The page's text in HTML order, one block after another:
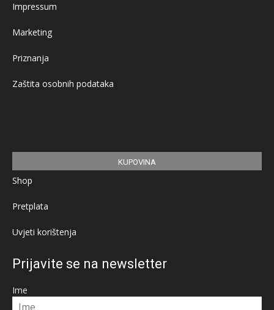
Impressum
Marketing
Priznanja
Zaštita osobnih podataka
KUPOVINA
Shop
Pretplata
Uvjeti korištenja
Prijavite se na newsletter
Ime